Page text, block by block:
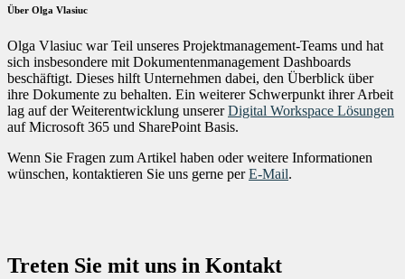
Über Olga Vlasiuc
Olga Vlasiuc war Teil unseres Projektmanagement-Teams und hat
sich insbesondere mit Dokumentenmanagement Dashboards
beschäftigt. Dieses hilft Unternehmen dabei, den Überblick über
ihre Dokumente zu behalten. Ein weiterer Schwerpunkt ihrer Arbeit
lag auf der Weiterentwicklung unsererDigital Workspace Lösungen
auf Microsoft 365 und SharePoint Basis.
Wenn Sie Fragen zum Artikel haben oder weitere Informationen
wünschen, kontaktieren Sie uns gerne perE-Mail.
Treten Sie mit uns in Kontakt